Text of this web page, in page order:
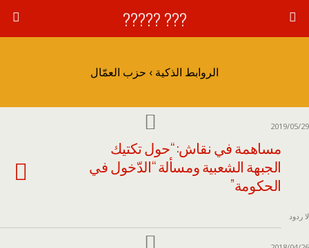
??? ?????
الروابط الذكية › حزب العمّال
2019/05/29
مساهمة في نقاش: “حول تكتيك
الجبهة الشعبية ومسألة “الدّخول في
الحكومة”
لا ردود